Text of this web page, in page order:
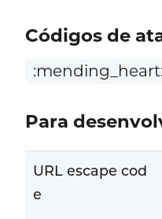
Códigos de
:mending_heart:
Para
URL escape cod
e